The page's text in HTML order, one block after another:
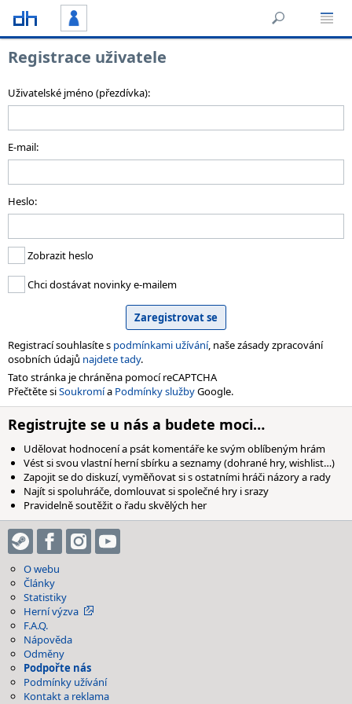
Registrace uživatele
Uživatelské jméno (přezdívka):
E-mail:
Heslo:
Zobrazit heslo
Chci dostávat novinky e-mailem
Registrací souhlasíte s podmínkami užívání, naše zásady zpracování
osobních údajů najdete tady.
Tato stránka je chráněna pomocí reCAPTCHA
Přečtěte siSoukromía Podmínky službyGoogle.
Registrujte se u nás a budete moci…
Udělovat hodnocení a psát komentáře ke svým oblíbeným hrám
Vést si svou vlastní herní sbírku a seznamy (dohrané hry, wishlist…)
Zapojit se do diskuzí, vyměňovat si s ostatními hráči názory a rady
Najít si spoluhráče, domlouvat si společné hry i srazy
Pravidelně soutěžit o řadu skvělých her
O webu
Články
Statistiky
Herní výzva
F.A.Q.
Nápověda
Odměny
Podpořte nás
Podmínky užívání
Kontakt a reklama